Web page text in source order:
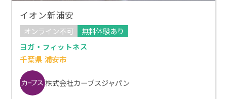
イオン新浦安
オンライン不可
無料体験あり
ヨガ・フィットネス
千葉県 浦安市
株式会社カーブスジャパン